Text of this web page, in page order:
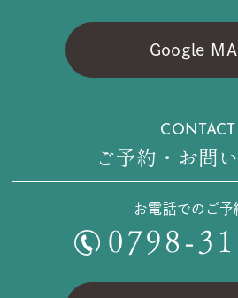
Google
CONTACT
ご予約・お問
お電話でのご予